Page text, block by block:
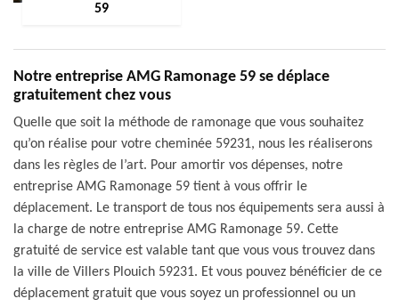
59
Notre entreprise AMG Ramonage 59 se déplace
gratuitement chez vous
Quelle que soit la méthode de ramonage que vous souhaitez
qu’on réalise pour votre cheminée 59231, nous les réaliserons
dans les règles de l’art. Pour amortir vos dépenses, notre
entreprise AMG Ramonage 59 tient à vous offrir le
déplacement. Le transport de tous nos équipements sera aussi à
la charge de notre entreprise AMG Ramonage 59. Cette
gratuité de service est valable tant que vous vous trouvez dans
la ville de Villers Plouich 59231. Et vous pouvez bénéficier de ce
déplacement gratuit que vous soyez un professionnel ou un